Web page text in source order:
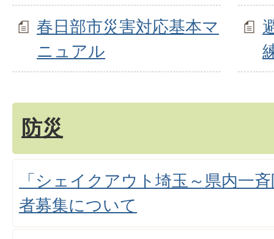
春日部市災害対応基本マ
ニュアル
防災
「シェイクアウト埼玉～県内一
者募集について